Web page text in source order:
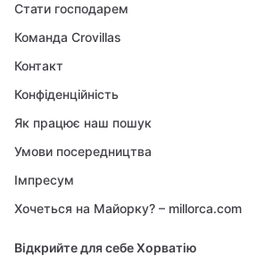
Стати господарем
Команда Crovillas
Контакт
Конфіденційність
Як працює наш пошук
Умови посередництва
Імпресум
Хочеться на Майорку? – millorca.com
Відкрийте для себе Хорватію